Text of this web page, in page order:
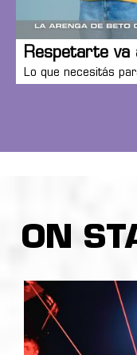
Respetarte va
Lo que necesitás
ON